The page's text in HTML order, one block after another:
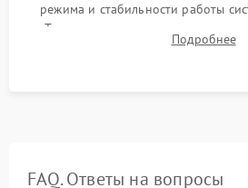
режима и стабильности работы
Тестирование привода,
геймпадов, выхода в сеть и
Подробнее
FAQ. Ответы на вопросы